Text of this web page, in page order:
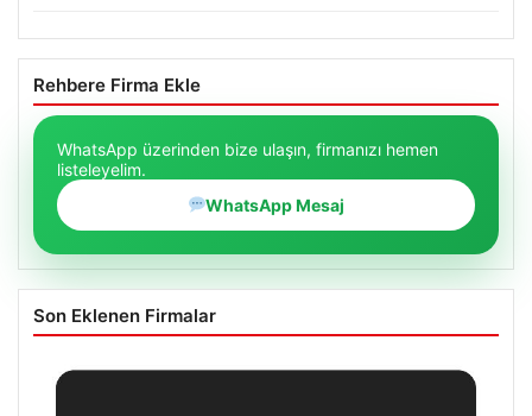
Rehbere Firma Ekle
WhatsApp üzerinden bize ulaşın, firmanızı hemen
listeleyelim.
WhatsApp Mesaj
Son Eklenen Firmalar